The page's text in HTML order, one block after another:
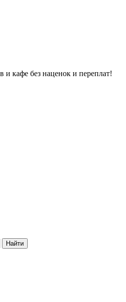
и кафе без наценок и переплат!